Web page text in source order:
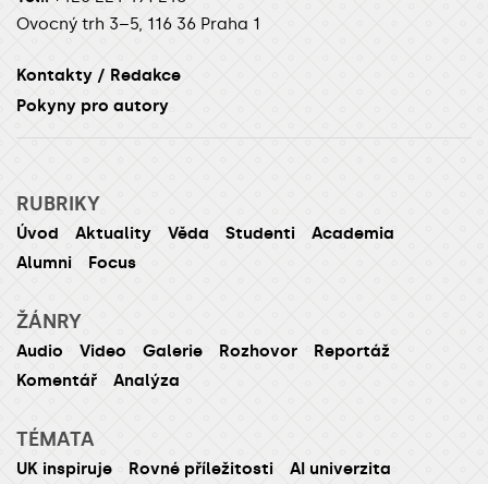
Ovocný trh 3–5, 116 36 Praha 1
Kontakty / Redakce
Pokyny pro autory
RUBRIKY
Úvod Aktuality Věda Studenti
Academia
Alumni
Focus
ŽÁNRY
Audio Video Galerie Rozhovor
Reportáž
Komentář
Analýza
TÉMATA
UK inspiruje Rovné příležitosti AI univerzita